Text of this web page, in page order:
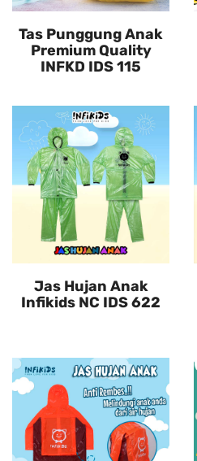
Tas Punggung Anak
Premium Quality
INFKD IDS 115
Jas Hujan Anak
Infikids NC IDS 622